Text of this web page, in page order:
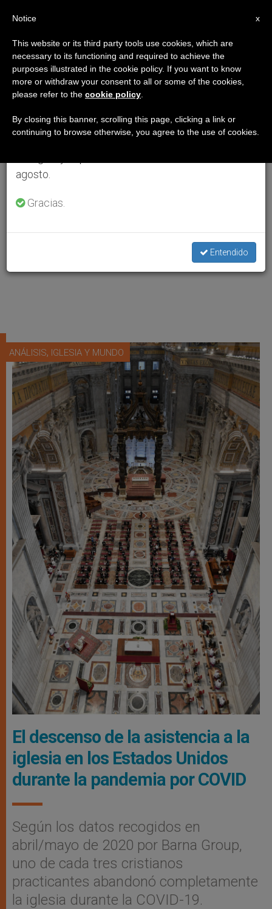
ANÁLISIS, IGLESIA Y MUNDO
El descenso de la asistencia a la
iglesia en los Estados Unidos
durante la pandemia por COVID
Según los datos recogidos en
abril/mayo de 2020 por Barna Group,
uno de cada tres cristianos
practicantes abandonó completamente
la iglesia durante la COVID-19.
×
Aviso importante
Del 27 de julio al 7 de agosto haremos la pausa
anual, aprovechando que en el periodo de verano
se generan menos informaciones y también el
agosto.
Gracias.
Entendido
x
Notice
This website or its third party tools use cookies, which are
necessary to its functioning and required to achieve the
purposes illustrated in the cookie policy. If you want to know
more or withdraw your consent to all or some of the cookies,
please refer to the cookie policy
By closing this banner, scrolling this page, clicking a link or
continuing to browse otherwise, you agree to the use of cookies.